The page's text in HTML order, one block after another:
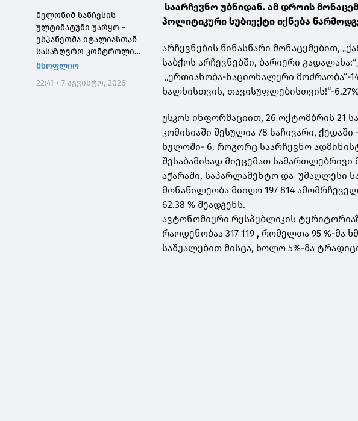
მელონიმ სანჩესის
ულტიმატუმი უარყო -
ესპანეთმა იტალიასთან
სასაზღვრო კონტროლი
დააწესა
მსოფლიო
22:41 • 7 აგვისტო, 2026
საარჩევნო უბნიდან. ამ დროის
პოლიტიკური სუბიექტი იქნება
არჩევნების წინასწარი მონაცემებით,
საბჭოს არჩევნებში, ბარიერი
„ერთიანობა-ნაციონალური
ხალხისთვის, თავისუფლებისთვის!“-
უსკოს ინფორმაციით, 26 ოქტომბრის 21
კომისიაში შესულია 78 საჩივარი,
ხულოში- 6. როგორც საარჩევნო
შესაბამისად მიეცემათ
აჭარაში, საპარლამენტო და უმაღლესი
მონაწილეობა მიიღო 197 814
62.38 % შეადგენს.
ავტონომიური რესპუბლიკის
რაოდენობაა 317 119 , რომელთა 95 %-
საშუალებით მისცა, ხოლო 5%-მა